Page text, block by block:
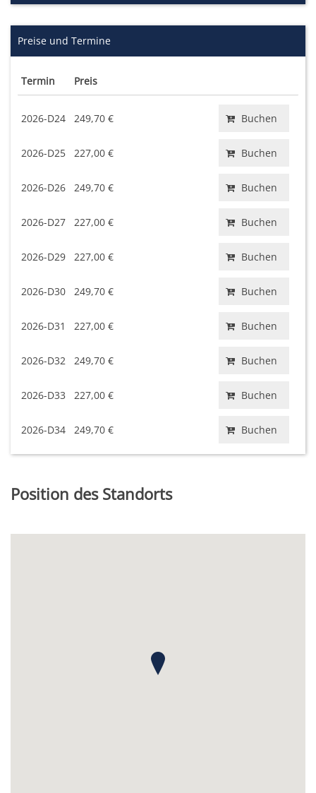
Preise und Termine
Termin Preis
2026-D24 249,70 € Buchen
2026-D25 227,00 € Buchen
2026-D26 249,70 € Buchen
2026-D27 227,00 € Buchen
2026-D29 227,00 € Buchen
2026-D30 249,70 € Buchen
2026-D31 227,00 € Buchen
2026-D32 249,70 € Buchen
2026-D33 227,00 € Buchen
2026-D34 249,70 € Buchen
Position des Standorts